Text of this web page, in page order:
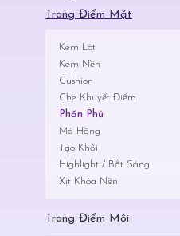
Trang Điểm Mặt
Kem Lót
Kem Nền
Cushion
Che Khuyết Điểm
Phấn Phủ
Má Hồng
Tạo Khối
Highlight / Bắt Sáng
Xịt Khóa Nền
Trang Điểm Môi